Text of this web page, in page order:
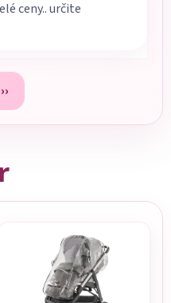
ceny.. určite